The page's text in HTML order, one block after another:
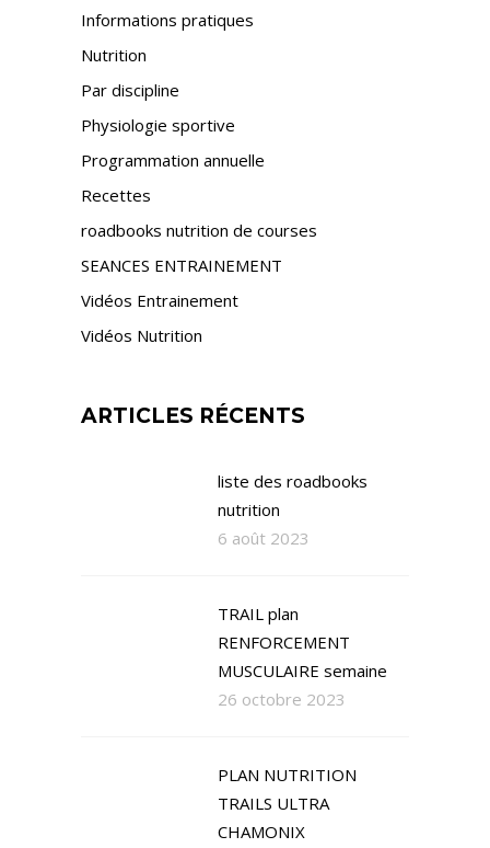
Informations pratiques
Nutrition
Par discipline
Physiologie sportive
Programmation annuelle
Recettes
roadbooks nutrition de courses
SEANCES ENTRAINEMENT
Vidéos Entrainement
Vidéos Nutrition
ARTICLES RÉCENTS
liste des roadbooks
nutrition
6 août 2023
TRAIL plan
RENFORCEMENT
MUSCULAIRE semaine
26 octobre 2023
PLAN NUTRITION
TRAILS ULTRA
CHAMONIX